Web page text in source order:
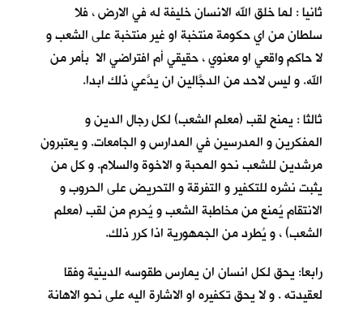
ثانيا : لما خلق الله الانسان خليفة له في الارض ، فلا
سلطان من اي حكومة منتخبة او غير منتخبة على الشعب و
لا حاكم واقعي او معنوي ، حقيقي أم افتراضي الا بأمر من
الله. و ليس لاحد من الدجَّالين ان يدَّعي ذلك ابدا.
ثالثا : يمنح لقب (معلم الشعب) لكل رجال الدين و
المفكرين و المدرسين في المدارس و الجامعات. و يعتبرون
مرشدين للشعب نحو المحبة و الاخوة والسلام. و كل من
يثبت نشره للتكفير و التفرقة و التحريض على الحروب و
الانتقام يُمنع من مخاطبة الشعب و يُحرم من لقب (معلم
الشعب) ، و يُطرد من الجمهورية اذا كرر ذلك.
رابعا: يحق لكل انسان ان يمارس طقوسه الدينية وفقا
لعقيدته . و لا يحق تكفيره او الاشارة اليه على نحو الاهانة